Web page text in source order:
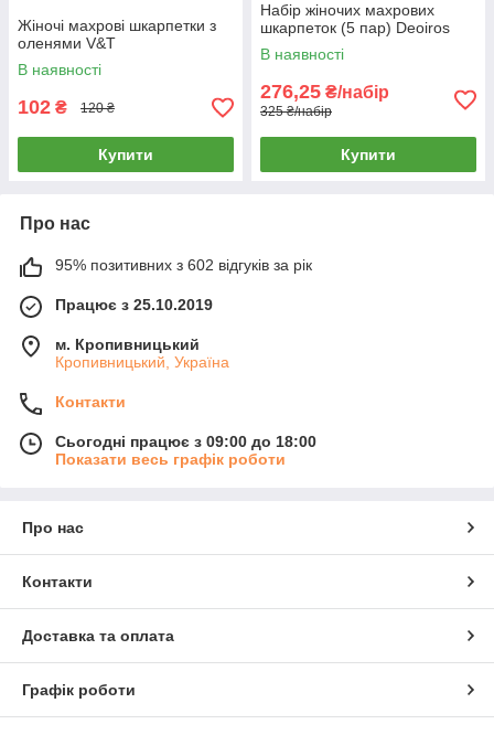
Жіночі махрові шкарпетки з
оленями V&T
В наявності
102 ₴ 120 ₴
Купити
Набір жіночих махрових
шкарпеток (5 пар) Deoiros
В наявності
276,25 ₴/набір
325 ₴/набір
Купити
Про нас
95% позитивних з 602 відгуків за рік
Працює з 25.10.2019
м. Кропивницький
Кропивницький, Україна
Контакти
Сьогодні працює з 09:00 до 18:00
Показати весь графік роботи
Про нас
Контакти
Доставка та оплата
Графік роботи